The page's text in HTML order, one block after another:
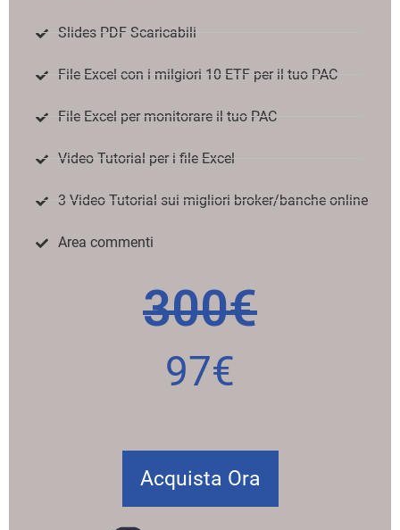
Slides PDF Scaricabili
File Excel con i milgiori 10 ETF per il tuo PAC
File Excel per monitorare il tuo PAC
Video Tutorial per i file Excel
3 Video Tutorial sui migliori broker/banche online
Area commenti
300€
97€
Acquista Ora